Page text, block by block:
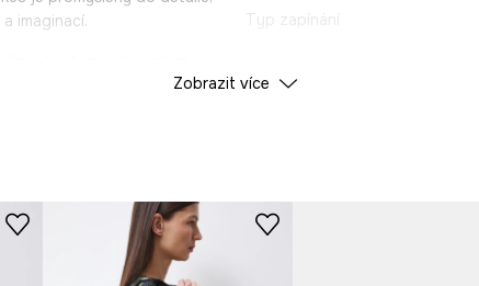
imaginací.
osobní, a přesto
Typ zapínání
Rozlišení
ÚDAJE O VÝROBKU
Zobrazit více